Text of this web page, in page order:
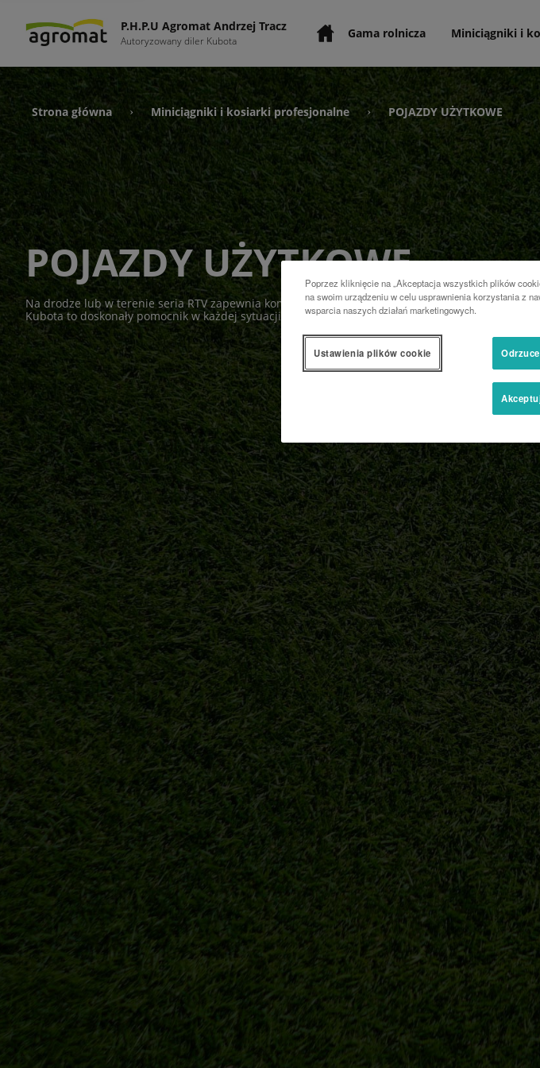
P.H.P.U Agromat Andrzej Tracz
Autoryzowany diler Kubota Gama rolnicza Miniciągniki i
Strona główna › Miniciągniki i kosiarki profesjonalne › POJAZDY UŻYTKOWE
POJAZDY UŻYTKOWE
Na drodze lub w terenie seria RTV zapewnia komfort, moc i wszechstronność. Pojazd użytkowy
Kubota to doskonały pomocnik w każdej sytuacji.
Poprzez kliknięcie na „Akceptacja wszystkich plików
na swoim urządzeniu w celu usprawnienia korzystania z
wsparcia naszych działań marketingowych.
Ustawienia plików cookie